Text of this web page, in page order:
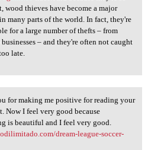
wood thieves have become a major
many parts of the world. In fact, they're
for a large number of thefts – from
businesses – and they're often not caught
late.
for making me
for making me positive for reading your
Now I feel very good because
is beautiful and I feel very good.
dream-league-soccer-